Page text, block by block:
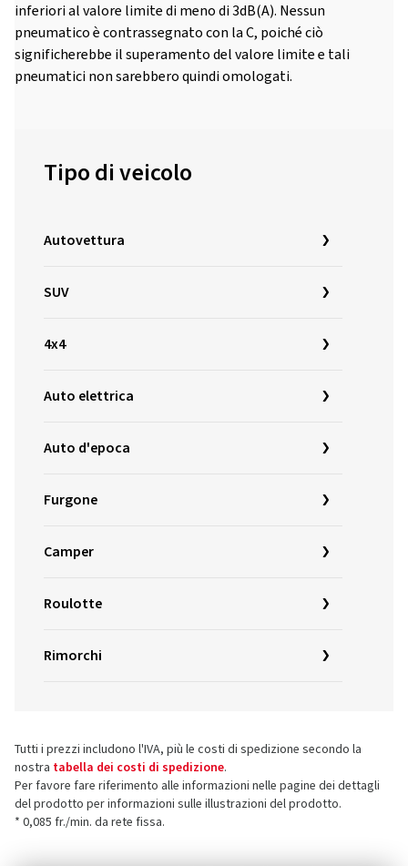
inferiori al valore limite di meno di 3dB(A). Nessun
pneumatico è contrassegnato con la C, poiché ciò
significherebbe il superamento del valore limite e tali
pneumatici non sarebbero quindi omologati.
Tipo di veicolo
Autovettura
SUV
4x4
Auto elettrica
Auto d'epoca
Furgone
Camper
Roulotte
Rimorchi
Tutti i prezzi includono l'IVA, più le costi di spedizione secondo la
nostra tabella dei costi di spedizione.
Per favore fare riferimento alle informazioni nelle pagine dei dettagli
del prodotto per informazioni sulle illustrazioni del prodotto.
* 0,085 fr./min. da rete fissa.